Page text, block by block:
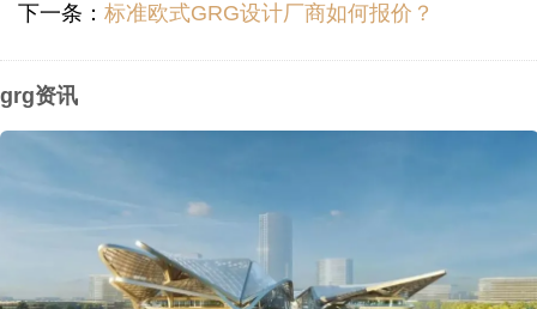
下一条： 标准欧式GRG设计厂商如何报价？
grg资讯